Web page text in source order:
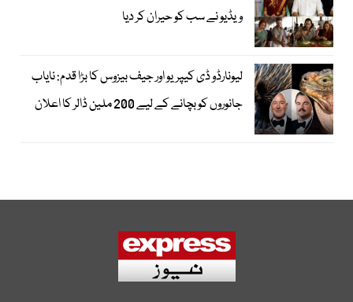
ویڈیو نے سب کو حیران کر دیا
لیونارڈو ڈی کیپریو اور جیف بیزوس کا بڑا قدم: نایاب
جانوروں کو بچانے کے لیے 200 ملین ڈالر کا اعلان